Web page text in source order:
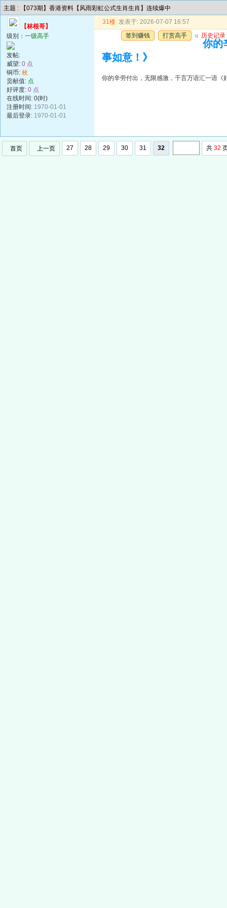
主题 : 【073期】香港资料【风雨彩虹公式生肖生肖】连续爆中
【林根哥】
级别： 一级高手
发帖:
威望: 0 点
铜币: 枚
贡献值: 点
好评度: 0 点
在线时间: 0(时)
注册时间: 1970-01-01
最后登录: 1970-01-01
31楼 发表于: 2026-07-07 16:57
签到赚钱
打赏高手 u 历史记录
你的
事如意！》
你的辛劳付出，无限感激，千言万语汇一语《
首页 上一页 27 28 29 30 31 32 共 32